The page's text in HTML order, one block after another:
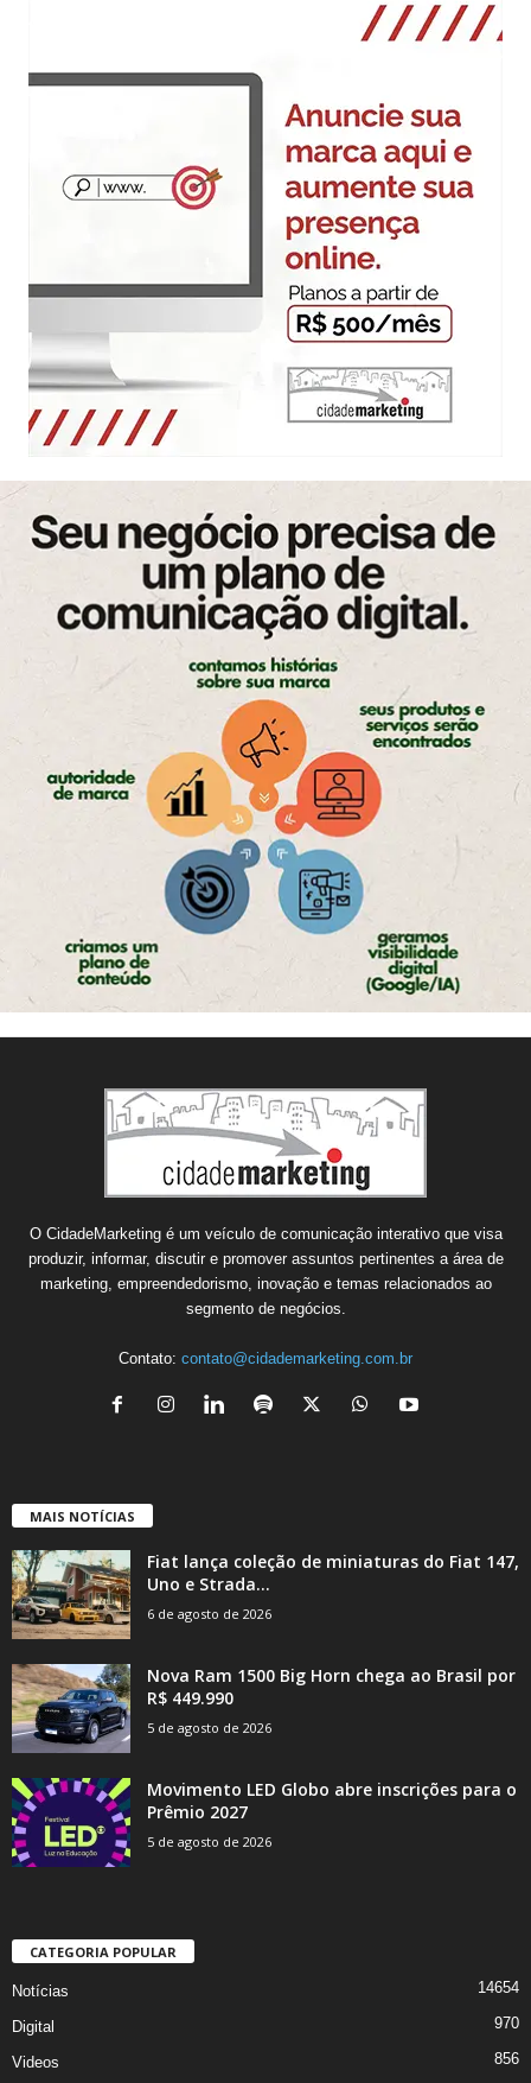
O CidadeMarketing é um veículo de comunicação interativo que visa
produzir, informar, discutir e promover assuntos pertinentes a área de
marketing, empreendedorismo, inovação e temas relacionados ao
segmento de negócios.
Contato: contato@cidademarketing.com.br
MAIS NOTÍCIAS
Fiat lança coleção de miniaturas do Fiat 147,
Uno e Strada...
6 de agosto de 2026
Nova Ram 1500 Big Horn chega ao Brasil por
R$ 449.990
5 de agosto de 2026
Movimento LED Globo abre inscrições para o
Prêmio 2027
5 de agosto de 2026
CATEGORIA POPULAR
Notícias 14654
Digital 970
Videos 856